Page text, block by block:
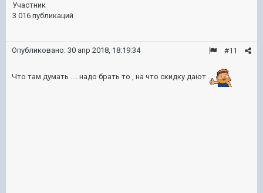
Участник
3 016 публикаций
#11
Опубликовано: 30 апр 2018, 18:19:34
Что там думать .... надо брать то , на что скидку дают .